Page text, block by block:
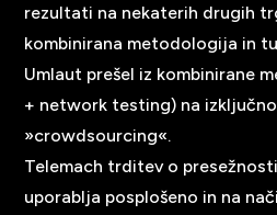
rezultati na nekaterih drugih
kombinirana metodologija in
Umlaut prešel iz kombinirane
+ network testing) na
»crowdsourcing«.
Telemach trditev o
uporablja posplošeno in na